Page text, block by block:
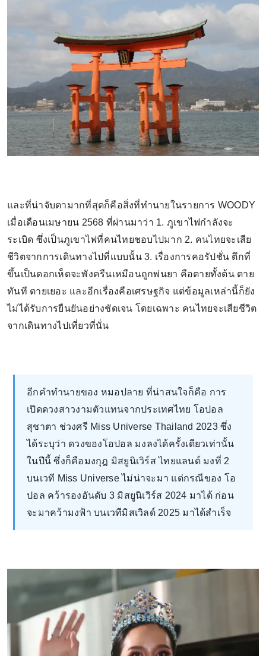
และที่น่าจับตามากที่สุดก็คือสิ่งที่ทำนายในรายการ WOODY
เมื่อเดือนเมษายน 2568 ที่ผ่านมาว่า 1. ภูเขาไฟกำลังจะ
ระเบิด ซึ่งเป็นภูเขาไฟที่คนไทยชอบไปมาก 2. คนไทยจะเสีย
ชีวิตจากการเดินทางไปที่แบบนั้น 3. เรื่องการคอรัปชั่น ตึกที่
ขึ้นเป็นดอกเห็ดจะพังครืนเหมือนถูกพ่นยา คือตายทั้งต้น ตาย
ทันที ตายเยอะ และอีกเรื่องคือเศรษฐกิจ แต่ข้อมูลเหล่านี้ก็ยัง
ไม่ได้รับการยืนยันอย่างชัดเจน โดยเฉพาะ คนไทยจะเสียชีวิต
จากเดินทางไปเที่ยวที่นั่น
อีกคำทำนายของ หมอปลาย ที่น่าสนใจก็คือ การ
เปิดดวงสาวงามตัวแทนจากประเทศไทย โอปอล
สุชาตา ช่วงศรี Miss Universe Thailand 2023 ซึ่ง
ได้ระบุว่า ดวงของโอปอล มงลงได้ครั้งเดียวเท่านั้น
ในปีนี้ ซึ่งก็คือมงกุฎ มิสยูนิเวิร์ส ไทยแลนด์ มงที่ 2
บนเวที Miss Universe ไม่น่าจะมา แต่กรณีของ โอ
ปอล คว้ารองอันดับ 3 มิสยูนิเวิร์ส 2024 มาได้ ก่อน
จะมาคว้ามงฟ้า บนเวทีมิสเวิลด์ 2025 มาได้สำเร็จ